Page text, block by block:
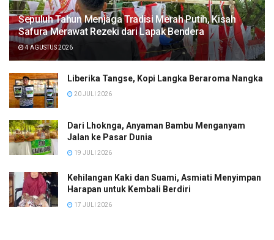
Sepuluh Tahun Menjaga Tradisi Merah Putih, Kisah
Safura Merawat Rezeki dari Lapak Bendera
4 AGUSTUS 2026
Liberika Tangse, Kopi Langka Beraroma Nangka
20 JULI 2026
Dari Lhoknga, Anyaman Bambu Menganyam
Jalan ke Pasar Dunia
19 JULI 2026
Kehilangan Kaki dan Suami, Asmiati Menyimpan
Harapan untuk Kembali Berdiri
17 JULI 2026